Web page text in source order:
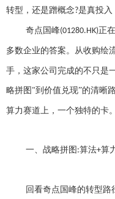
转型，还是蹭概念?是真投入
奇点国峰(01280.HK)正
多数企业的答案。从收购绘
手，这家公司完成的不只是
略拼图 "到价值兑现”的清晰
算力赛道上，一个独特的卡
一、 战略拼图 :算法+算
回看奇点国峰的转型